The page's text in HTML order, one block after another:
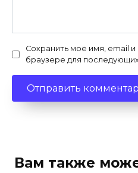
Сохранить моё имя, email и
браузере для
Вам также